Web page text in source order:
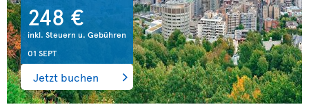
248 €
inkl. Steuern u. Gebühren
01 SEPT
Jetzt buchen